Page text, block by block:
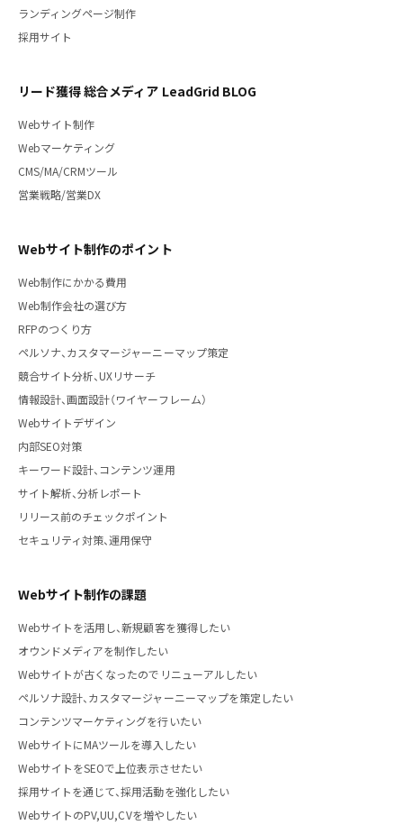
ランディングページ制作
採用サイト
リード獲得 総合メディア LeadGrid BLOG
Webサイト制作
Webマーケティング
CMS/MA/CRMツール
営業戦略/営業DX
Webサイト制作のポイント
Web制作にかかる費用
Web制作会社の選び方
RFPのつくり方
ペルソナ、カスタマージャーニーマップ策定
競合サイト分析、UXリサーチ
情報設計、画面設計（ワイヤーフレーム）
Webサイトデザイン
内部SEO対策
キーワード設計、コンテンツ運用
サイト解析、分析レポート
リリース前のチェックポイント
セキュリティ対策、運用保守
Webサイト制作の課題
Webサイトを活用し、新規顧客を獲得したい
オウンドメディアを制作したい
Webサイトが古くなったのでリニューアルしたい
ペルソナ設計、カスタマージャーニーマップを策定したい
コンテンツマーケティングを行いたい
WebサイトにMAツールを導入したい
WebサイトをSEOで上位表示させたい
採用サイトを通じて、採用活動を強化したい
WebサイトのPV,UU,CVを増やしたい